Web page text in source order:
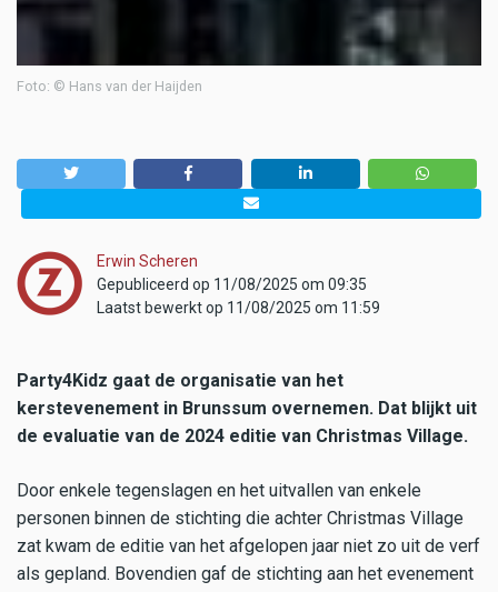
Foto: © Hans van der Haijden
Erwin Scheren
Gepubliceerd op 11/08/2025 om 09:35
Laatst bewerkt op 11/08/2025 om 11:59
Party4Kidz gaat de organisatie van het
kerstevenement in Brunssum overnemen. Dat blijkt uit
de evaluatie van de 2024 editie van Christmas Village.
Door enkele tegenslagen en het uitvallen van enkele
personen binnen de stichting die achter Christmas Village
zat kwam de editie van het afgelopen jaar niet zo uit de verf
als gepland. Bovendien gaf de stichting aan het evenement